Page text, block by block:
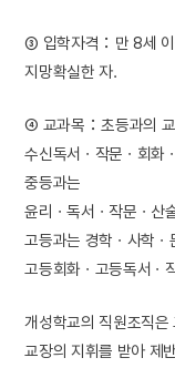
③ 입학자격：만 8세
지망확실한 자.
④ 교과목：초등과의
수신독서ㆍ작문ㆍ회화
중등과는
윤리ㆍ독서ㆍ작문ㆍ산
고등과는 경학ㆍ사학
고등회화ㆍ고등독서ㆍ
개성학교의 직원조직은
교장의 지휘를 받아 제